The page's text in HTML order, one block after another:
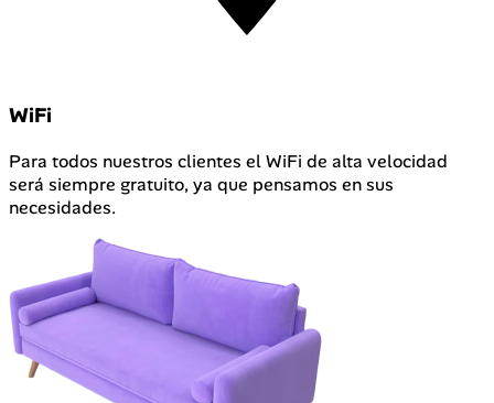
WiFi
Para todos nuestros clientes el WiFi de alta velocidad
será siempre gratuito, ya que pensamos en sus
necesidades.